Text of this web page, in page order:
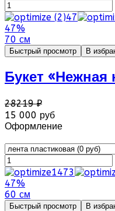
47%
70 см
Быстрый просмотр В
Букет «Нежная
28219 ₽
15 000 руб
Оформление
47%
60 см
Быстрый просмотр В